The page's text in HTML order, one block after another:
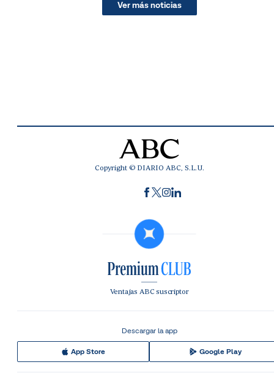
Ver más noticias
Copyright © DIARIO ABC, S.L.U.
Ventajas ABC suscriptor
Descargar la app
App Store Google Play